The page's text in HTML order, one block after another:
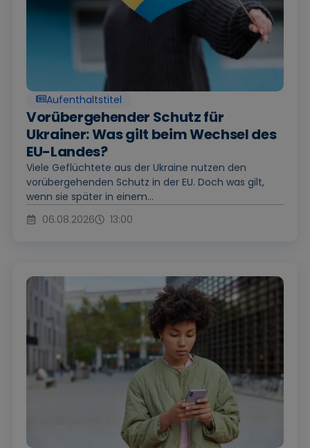
Aufenthaltstitel
Vorübergehender Schutz für
Ukrainer: Was gilt beim Wechsel des
EU-Landes?
Viele Geflüchtete aus der Ukraine nutzen den
vorübergehenden Schutz in der EU. Doch was gilt,
wenn sie später in einem...
06.08.2026
13:00